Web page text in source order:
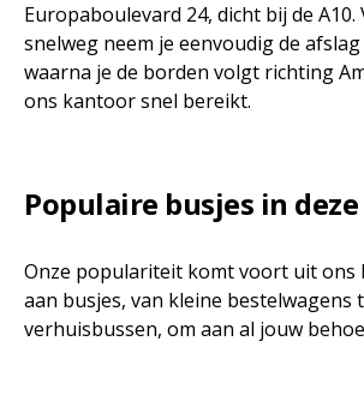
Europaboulevard 24, dicht bij de A10.
snelweg neem je eenvoudig de afslag
waarna je de borden volgt richting
ons kantoor snel bereikt.
Populaire busjes in
Onze populariteit komt voort uit ons
aan busjes, van kleine bestelwagens
verhuisbussen, om aan al jouw